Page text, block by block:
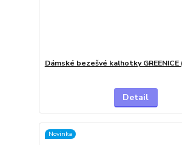
Dámské bezešvé kalhotky GREENICE
Detail
Novinka